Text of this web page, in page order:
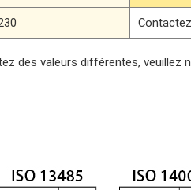
des valeurs différentes, veuillez